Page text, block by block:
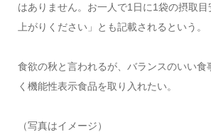
はありません。お一人で1日に1袋の摂取
上がりください」とも記載されるという。
食欲の秋と言われるが、バランスのいい食
く機能性表示食品を取り入れたい。
（写真はイメージ）